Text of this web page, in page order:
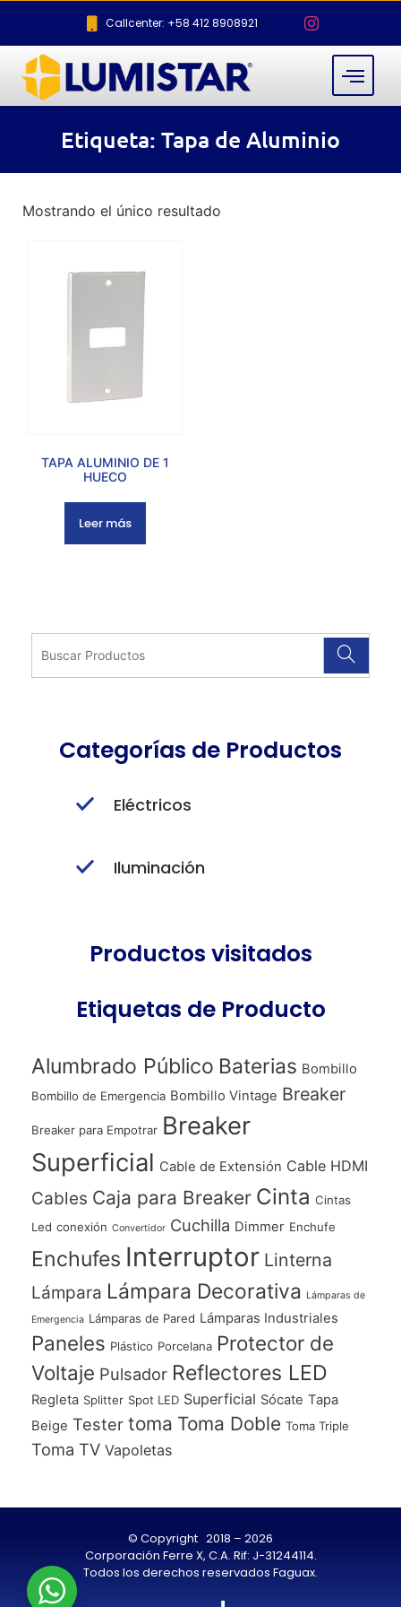
Callcenter: +58 412 8908921
Etiqueta: Tapa de Aluminio
Mostrando el único resultado
TAPA ALUMINIO DE 1
HUECO
Leer más
Categorías de Productos
Eléctricos
Iluminación
Productos visitados
Etiquetas de Producto
Alumbrado Público Baterias Bombillo
Bombillo de Emergencia Bombillo Vintage Breaker
Breaker para Empotrar Breaker
Superficial Cable de Extensión Cable HDMI
Cables Caja para Breaker Cinta Cintas
Led conexión Convertidor Cuchilla Dimmer Enchufe
Enchufes Interruptor Linterna
Lámpara Lámpara Decorativa Lámparas de
Emergencia Lámparas de Pared Lámparas Industriales
Paneles Plástico Porcelana Protector de
Voltaje Pulsador Reflectores LED
Regleta Splitter Spot LED Superficial Sócate Tapa
Beige Tester toma Toma Doble Toma Triple
Toma TV Vapoletas
© Copyright 2018 – 2026
Corporación Ferre X, C.A. Rif: J-31244114.
Todos los derechos reservados Faguax.